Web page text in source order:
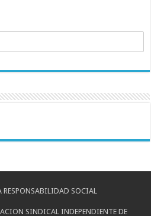
RESPONSABILIDAD SOCIAL
SINDICAL INDEPENDIENTE DE